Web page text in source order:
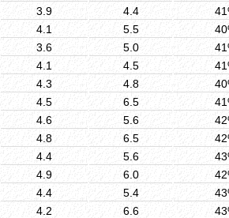
3.9 4.4
4.1 5.5
3.6 5.0
4.1 4.5
4.3 4.8
4.5 6.5
4.6 5.6
4.8 6.5
4.4 5.6
4.9 6.0
4.4 5.4
4.2 6.6